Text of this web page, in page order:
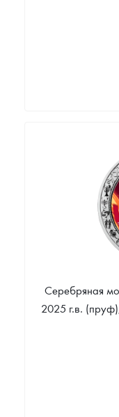
Серебряная
2025 г.в.